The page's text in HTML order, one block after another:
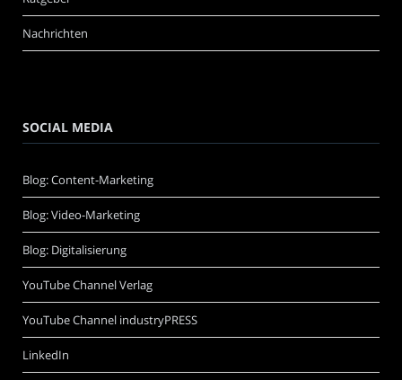
Nachrichten
SOCIAL MEDIA
Blog: Content-Marketing
Blog: Video-Marketing
Blog: Digitalisierung
YouTube Channel Verlag
YouTube Channel industryPRESS
LinkedIn